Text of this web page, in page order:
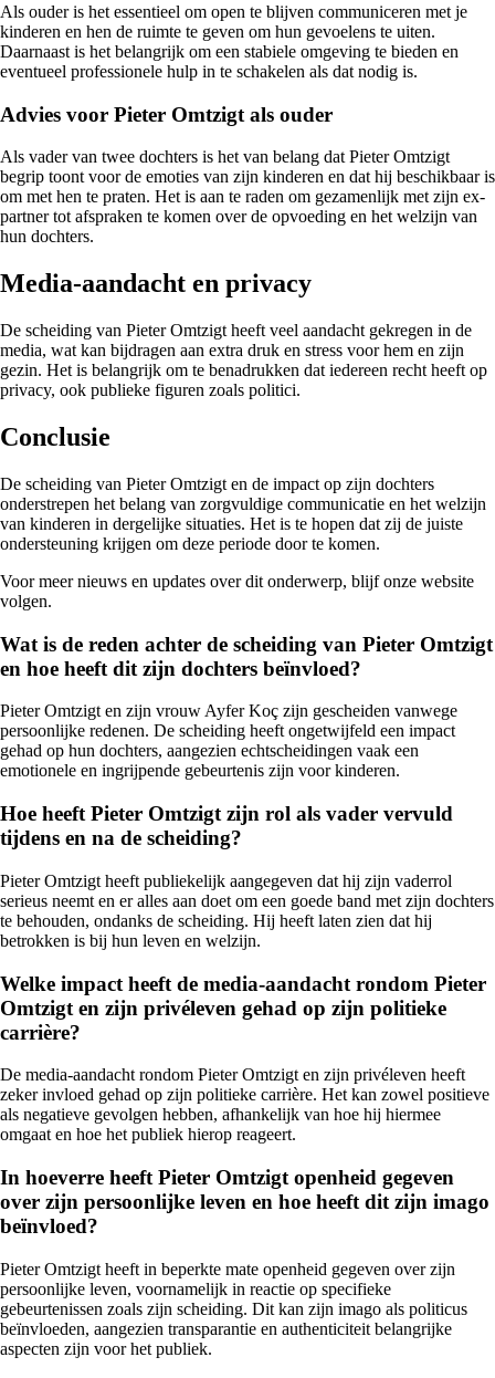
Als ouder is het essentieel om open te blijven communiceren met je
kinderen en hen de ruimte te geven om hun gevoelens te uiten.
Daarnaast is het belangrijk om een stabiele omgeving te bieden en
eventueel professionele hulp in te schakelen als dat nodig is.
Advies voor Pieter Omtzigt als ouder
Als vader van twee dochters is het van belang dat Pieter Omtzigt
begrip toont voor de emoties van zijn kinderen en dat hij beschikbaar is
om met hen te praten. Het is aan te raden om gezamenlijk met zijn ex-
partner tot afspraken te komen over de opvoeding en het welzijn van
hun dochters.
Media-aandacht en privacy
De scheiding van Pieter Omtzigt heeft veel aandacht gekregen in de
media, wat kan bijdragen aan extra druk en stress voor hem en zijn
gezin. Het is belangrijk om te benadrukken dat iedereen recht heeft op
privacy, ook publieke figuren zoals politici.
Conclusie
De scheiding van Pieter Omtzigt en de impact op zijn dochters
onderstrepen het belang van zorgvuldige communicatie en het welzijn
van kinderen in dergelijke situaties. Het is te hopen dat zij de juiste
ondersteuning krijgen om deze periode door te komen.
Voor meer nieuws en updates over dit onderwerp, blijf onze website
volgen.
Wat is de reden achter de scheiding van Pieter Omtzigt
en hoe heeft dit zijn dochters beïnvloed?
Pieter Omtzigt en zijn vrouw Ayfer Koç zijn gescheiden vanwege
persoonlijke redenen. De scheiding heeft ongetwijfeld een impact
gehad op hun dochters, aangezien echtscheidingen vaak een
emotionele en ingrijpende gebeurtenis zijn voor kinderen.
Hoe heeft Pieter Omtzigt zijn rol als vader vervuld
tijdens en na de scheiding?
Pieter Omtzigt heeft publiekelijk aangegeven dat hij zijn vaderrol
serieus neemt en er alles aan doet om een goede band met zijn dochters
te behouden, ondanks de scheiding. Hij heeft laten zien dat hij
betrokken is bij hun leven en welzijn.
Welke impact heeft de media-aandacht rondom Pieter
Omtzigt en zijn privéleven gehad op zijn politieke
carrière?
De media-aandacht rondom Pieter Omtzigt en zijn privéleven heeft
zeker invloed gehad op zijn politieke carrière. Het kan zowel positieve
als negatieve gevolgen hebben, afhankelijk van hoe hij hiermee
omgaat en hoe het publiek hierop reageert.
In hoeverre heeft Pieter Omtzigt openheid gegeven
over zijn persoonlijke leven en hoe heeft dit zijn imago
beïnvloed?
Pieter Omtzigt heeft in beperkte mate openheid gegeven over zijn
persoonlijke leven, voornamelijk in reactie op specifieke
gebeurtenissen zoals zijn scheiding. Dit kan zijn imago als politicus
beïnvloeden, aangezien transparantie en authenticiteit belangrijke
aspecten zijn voor het publiek.